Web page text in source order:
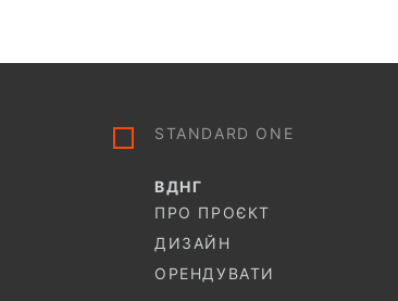
STANDARD ONE
ВДНГ
ПРО ПРОЄКТ
ДИЗАЙН
ОРЕНДУВАТИ